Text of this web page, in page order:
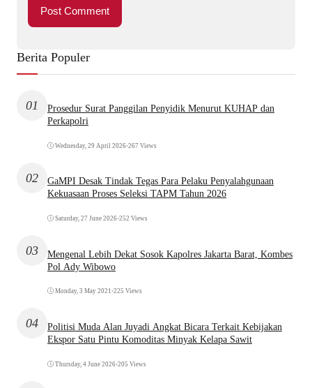
Berita Populer
01
Prosedur Surat Panggilan Penyidik Menurut KUHAP dan
Perkapolri
Wednesday, 29 April 2026•267 Views
02
GaMPI Desak Tindak Tegas Para Pelaku Penyalahgunaan
Kekuasaan Proses Seleksi TAPM Tahun 2026
Saturday, 27 June 2026•252 Views
03
Mengenal Lebih Dekat Sosok Kapolres Jakarta Barat, Kombes
Pol Ady Wibowo
Monday, 3 May 2021 •225 Views
04
Politisi Muda Alan Juyadi Angkat Bicara Terkait Kebijakan
Ekspor Satu Pintu Komoditas Minyak Kelapa Sawit
Thursday, 4 June 2026•205 Views